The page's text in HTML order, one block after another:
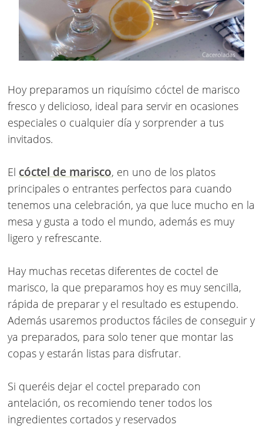
Hoy preparamos un riquísimo cóctel de marisco
fresco y delicioso, ideal para servir en ocasiones
especiales o cualquier día y sorprender a tus
invitados.
El cóctel de marisco, en uno de los platos
principales o entrantes perfectos para cuando
tenemos una celebración, ya que luce mucho en la
mesa y gusta a todo el mundo, además es muy
ligero y refrescante.
Hay muchas recetas diferentes de coctel de
marisco, la que preparamos hoy es muy sencilla,
rápida de preparar y el resultado es estupendo.
Además usaremos productos fáciles de conseguir y
ya preparados, para solo tener que montar las
copas y estarán listas para disfrutar.
Si queréis dejar el coctel preparado con
antelación, os recomiendo tener todos los
ingredientes cortados y reservados